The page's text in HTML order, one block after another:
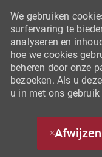
We gebruiken
surfervaring te
analyseren en
hoe we cookies
beheren door onze
bezoeken. Als u
u in met ons
Afwijzen